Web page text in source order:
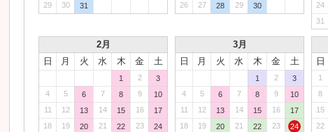
29
30 31
26
27 28 29 30
24
31
2月
日 月 火 水 木 金 土
1 2
3
4
5 6 7 8 9
10
11
12 13 14 15 16
17
18
19 20 21 22 23
24
3月
日 月 火 水 木 金 土
1 2
3
4
5 6 7 8 9
10
11
12 13 14 15 16
17
18
19 20 21 22 23
24
日
1
8
15
22